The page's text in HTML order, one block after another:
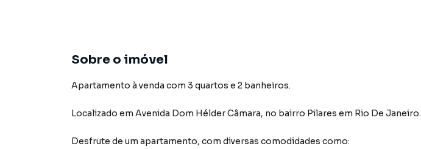
Sobre o imóvel
Apartamento à venda com 3 quartos e 2 banheiros.
Localizado em Avenida Dom Hélder Câmara, no bairro Pilares em Rio De Janeiro.
Desfrute de um apartamento, com diversas comodidades como: